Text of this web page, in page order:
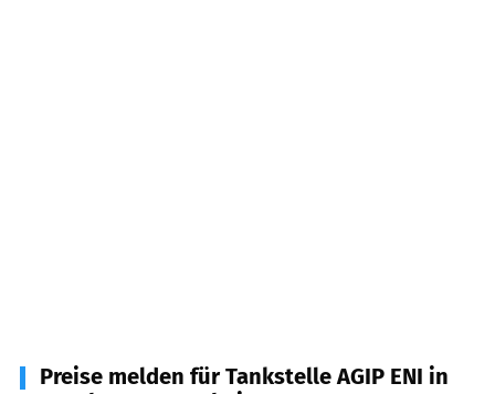
Preise melden für Tankstelle AGIP ENI in